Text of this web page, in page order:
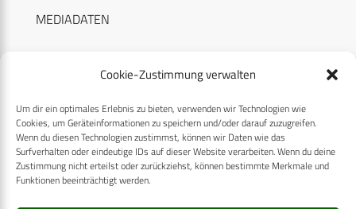
Cookie-Zustimmung verwalten
Um dir ein optimales Erlebnis zu bieten, verwenden wir Technologien wie
Cookies, um Geräteinformationen zu speichern und/oder darauf zuzugreifen.
Wenn du diesen Technologien zustimmst, können wir Daten wie das
Surfverhalten oder eindeutige IDs auf dieser Website verarbeiten. Wenn du deine
Zustimmung nicht erteilst oder zurückziehst, können bestimmte Merkmale und
Funktionen beeinträchtigt werden.
MEDIADATEN
RECHTLICHES
Datenschutzerklärung
Cookie-Richtlinie (EU)